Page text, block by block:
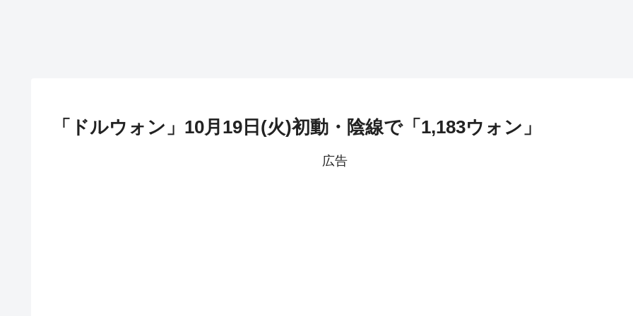
「ドルウォン」10月19日(火)初動・陰線で「1,183ウォン」
広告